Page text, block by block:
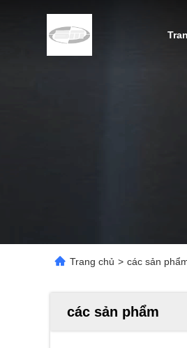
Trang chủ > các sản
các sản phẩm